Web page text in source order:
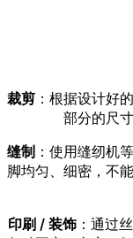
裁剪 ：根据设计好
部分的尺
缝制 ：使用缝纫机
脚均匀、细密，不
印刷 / 装饰 ：通过